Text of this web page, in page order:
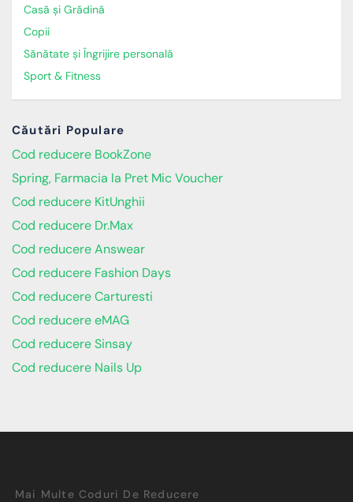
Casă și Grădină
Copii
Sănătate și Îngrijire personală
Sport & Fitness
Căutări Populare
Cod reducere BookZone
Spring, Farmacia la Pret Mic Voucher
Cod reducere KitUnghii
Cod reducere Dr.Max
Cod reducere Answear
Cod reducere Fashion Days
Cod reducere Carturesti
Cod reducere eMAG
Cod reducere Sinsay
Cod reducere Nails Up
Mai Multe Coduri De Reducere